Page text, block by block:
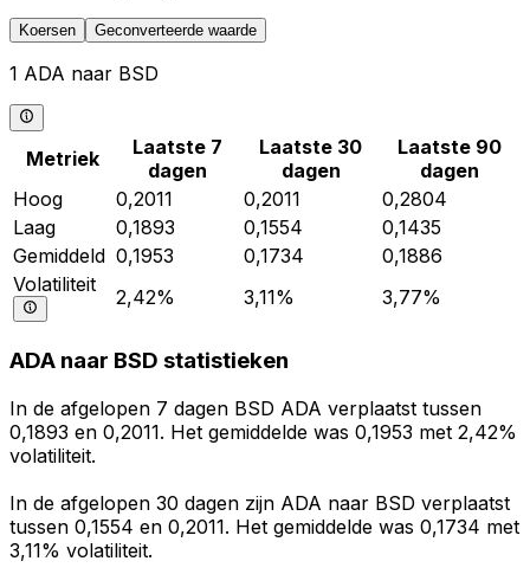
Koersen Geconverteerde waarde
1 ADA naar BSD
Metriek
Laatste 7
dagen
Laatste 30
dagen
Laatste 90
dagen
Hoog
0,2011 0,2011
0,2804
Laag
0,1893 0,1554
0,1435
Gemiddeld 0,1953 0,1734
0,1886
Volatiliteit
2,42% 3,11% 3,77%
ADA naar BSD statistieken
In de afgelopen 7 dagen BSD ADA verplaatst tussen
0,1893 en 0,2011. Het gemiddelde was 0,1953 met 2,42%
volatiliteit.
In de afgelopen 30 dagen zijn ADA naar BSD verplaatst
tussen 0,1554 en 0,2011. Het gemiddelde was 0,1734 met
3,11% volatiliteit.